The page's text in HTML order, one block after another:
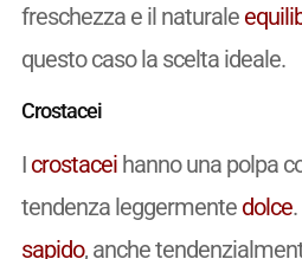
freschezza e il naturale
questo caso la scelta ideale.
Crostacei
I crostaceihanno una polpa
tendenza leggermente dolce
sapido, anche